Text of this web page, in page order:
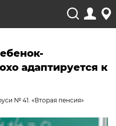
адаптируется к
№ 41. «Вторая пенсия»